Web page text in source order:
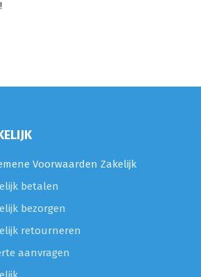
Voorwaarden Zakelijk
betalen
bezorgen
retourneren
aanvragen